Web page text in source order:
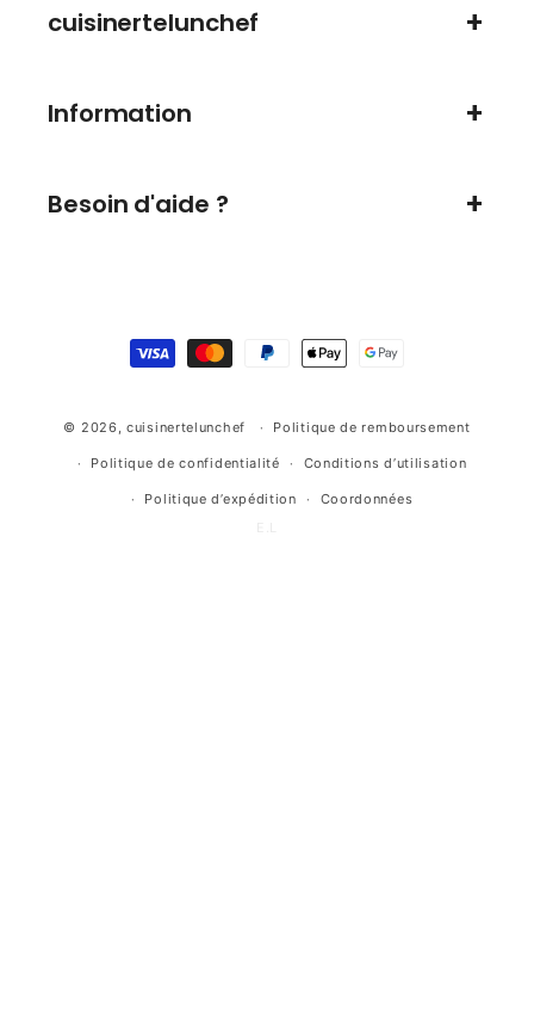
cuisinertelunchef
Information
Besoin d'aide ?
de
© 2026,cuisinertelunchef Politique de remboursement
Politique de confidentialité Conditions d’utilisation
Politique d’expédition
Coordonnées